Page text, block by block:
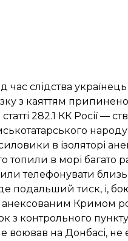
слідства
з каяттям
282.1 КК Росії —
в ізоляторі
топили в морі багато
телефонувати
подальший тиск, і,
анексованим Кримом
з контрольного пункту
на Донбасі, не